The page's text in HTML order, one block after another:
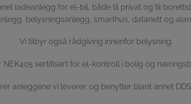
ladeanlegg for el-bil, både til privat og til
belysningsanlegg, smarthus, datanett og
Vi tilbyr også rådgiving innenfor belysning.
NEK405 sertifisert for el-kontroll i bolig og
anleggene vi leverer, og benytter blant annet